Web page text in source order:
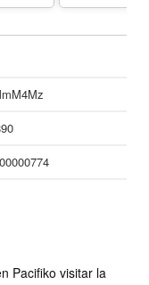
Pacifiko visitar la